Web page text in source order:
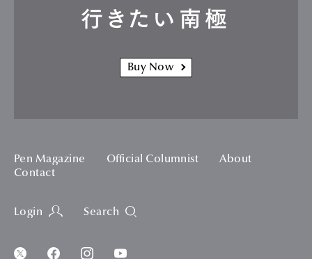
行きたい南極
Buy Now
Pen Magazine Official Columnist
About
Contact
Login Search